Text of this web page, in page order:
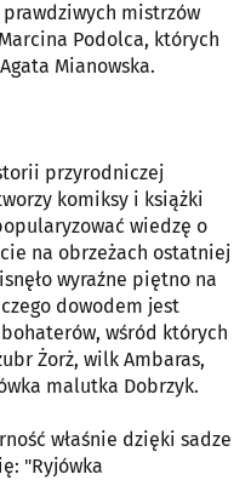
mistrzów
Podolca, których
Mianowska.
przyrodniczej
komiksy i książki
wiedzę o
na obrzeżach ostatniej
wyraźne piętno na
dowodem jest
wśród których
Żorż, wilk Ambaras,
malutka Dobrzyk.
właśnie dzięki sadze
"Ryjówka